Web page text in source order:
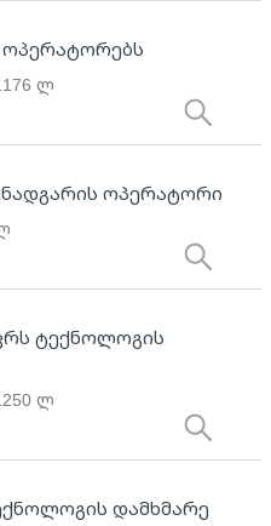
ოპერატორებს
ლ
ოპერატორი
ტექნოლოგის
ლ
დამხმარე